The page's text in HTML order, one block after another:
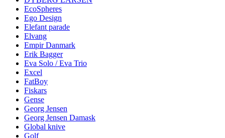
EcoSpheres
Ego Design
Elefant parade
Elvang
Empir Danmark
Erik Bagger
Eva Solo / Eva Trio
Excel
FatBoy
Fiskars
Gense
Georg Jensen
Georg Jensen Damask
Global knive
Golf